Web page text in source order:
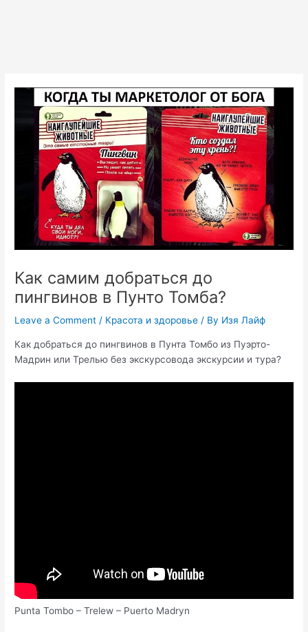
Как самим добраться до
пингвинов в Пунто Томба?
Leave a Comment / Красота и здоровье / By Изя Лайф
Как добраться до пингвинов в Пунта Томбо из Пуэрто-
Мадрин или Трелью без экскурсовода экскурсии и тура?
Punta Tombo – Trelew – Puerto Madryn